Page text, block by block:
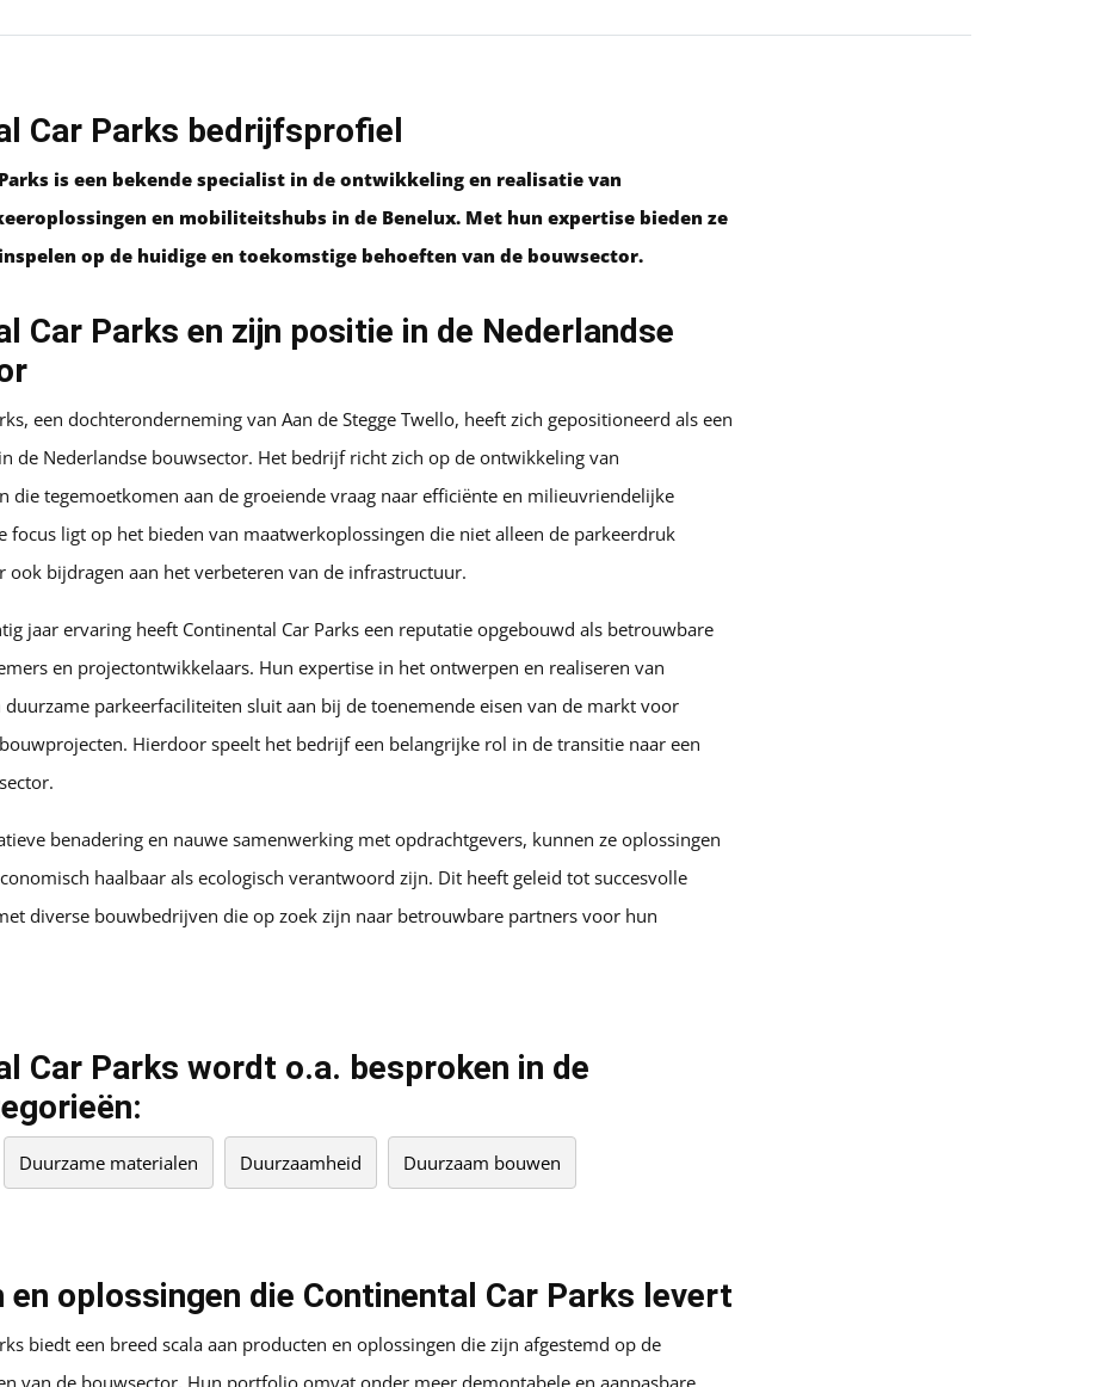
Car Parks bedrijfsprofiel
is een bekende specialist in de ontwikkeling en realisatie van
en mobiliteitshubs in de Benelux. Met hun expertise bieden ze
op de huidige en toekomstige behoeften van de bouwsector.
Car Parks en zijn positie in de Nederlandse
een dochteronderneming van Aan de Stegge Twello, heeft zich gepositioneerd als een
de Nederlandse bouwsector. Het bedrijf richt zich op de ontwikkeling van
die tegemoetkomen aan de groeiende vraag naar efficiënte en milieuvriendelijke
focus ligt op het bieden van maatwerkoplossingen die niet alleen de parkeerdruk
ook bijdragen aan het verbeteren van de infrastructuur.
jaar ervaring heeft Continental Car Parks een reputatie opgebouwd als betrouwbare
en projectontwikkelaars. Hun expertise in het ontwerpen en realiseren van
duurzame parkeerfaciliteiten sluit aan bij de toenemende eisen van de markt voor
Hierdoor speelt het bedrijf een belangrijke rol in de transitie naar een
benadering en nauwe samenwerking met opdrachtgevers, kunnen ze oplossingen
haalbaar als ecologisch verantwoord zijn. Dit heeft geleid tot succesvolle
diverse bouwbedrijven die op zoek zijn naar betrouwbare partners voor hun
Car Parks wordt o.a. besproken in de
Duurzame materialen Duurzaamheid Duurzaam bouwen
en oplossingen die Continental Car Parks levert
biedt een breed scala aan producten en oplossingen die zijn afgestemd op de
van de bouwsector. Hun portfolio omvat onder meer demontabele en aanpasbare